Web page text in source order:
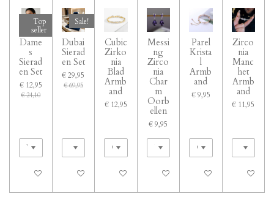
Top
seller
Dame
s
Sierad
en Set
€ 12,95
€ 24,10
In winkelwagen
Sale!
Dubai
Sierad
en Set
€ 29,95
€ 69,95
In winkelwagen
Cubic
Zirko
nia
Blad
Armb
and
€ 12,95
In winkelwagen
Messi
ng
Zirco
nia
Char
m
Oorb
ellen
€ 9,95
In winkelwagen
Parel
Krista
l
Armb
and
€ 9,95
In winkelwagen
Zirco
nia
Manc
het
Armb
and
€ 11,95
In